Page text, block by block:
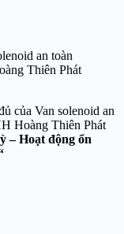
an toàn
Thiên Phát
của Van solenoid an
Hoàng Thiên Phát
– Hoạt động ổn